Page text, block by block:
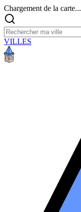
Chargement de la carte...
VILLES